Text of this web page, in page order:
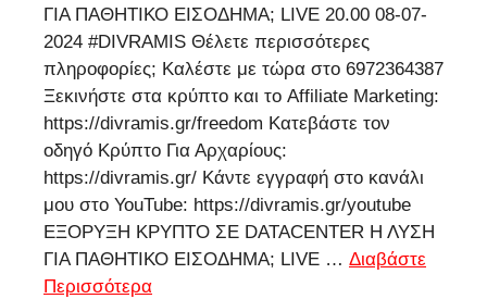
ΓΙΑ ΠΑΘΗΤΙΚΟ ΕΙΣΟΔΗΜΑ; LIVE 20.00 08-07-
2024 #DIVRAMIS Θέλετε περισσότερες
πληροφορίες; Καλέστε με τώρα στο 6972364387
Ξεκινήστε στα κρύπτο και το Affiliate Marketing:
https://divramis.gr/freedom Κατεβάστε τον
οδηγό Κρύπτο Για Αρχαρίους:
https://divramis.gr/ Κάντε εγγραφή στο κανάλι
μου στο YouTube: https://divramis.gr/youtube
ΕΞΟΡΥΞΗ ΚΡΥΠΤΟ ΣΕ DATACENTER Η ΛΥΣΗ
ΓΙΑ ΠΑΘΗΤΙΚΟ ΕΙΣΟΔΗΜΑ; LIVE … Διαβάστε
Περισσότερα